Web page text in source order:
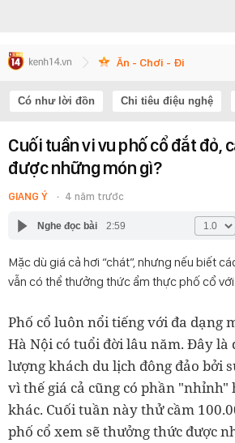
Ăn - Chơi - Đi
Có như lời đồn Chi tiêu điệu nghệ
Cuối tuần vi vu phố cổ đắt đỏ,
được những món gì?
GIANG Ý 4 năm trước
Nghe đọc bài 2:59
Mặc dù giá cả hơi “chát”, nhưng nếu biết
vẫn có thể thưởng thức ẩm thực phố cổ với
Phố cổ luôn nổi tiếng với đa dạng
Hà Nội có tuổi đời lâu năm. Đây
lượng khách du lịch đông đảo bởi
vì thế giá cả cũng có phần "nhỉnh"
khác. Cuối tuần này thử cầm
phố cổ xem sẽ thưởng thức được